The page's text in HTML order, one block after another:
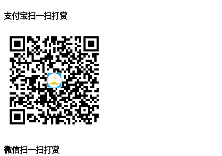
支付宝扫一扫打赏
微信扫一扫打赏